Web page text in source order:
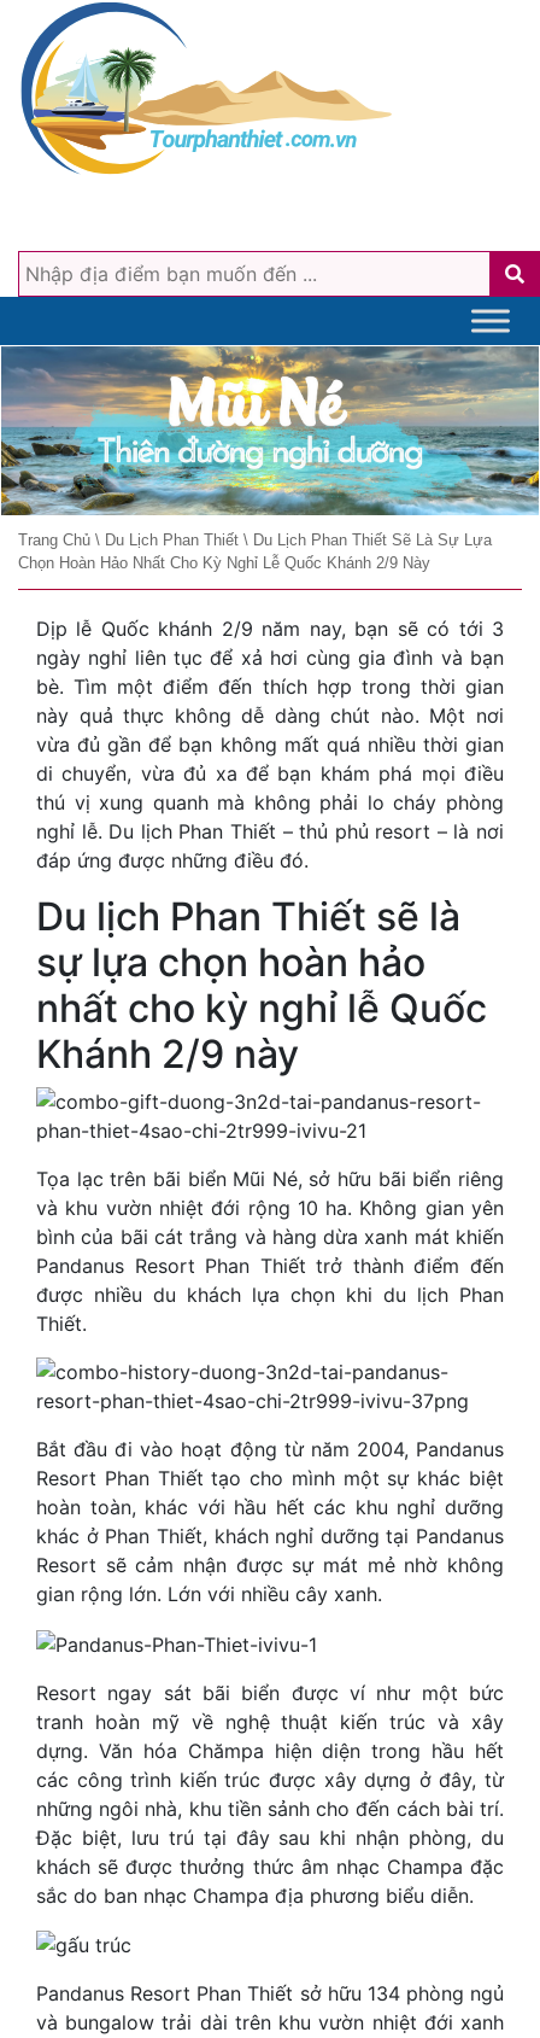
Trang Chủ \ Du Lịch Phan Thiết \ Du Lịch Phan Thiết Sẽ Là Sự Lựa
Chọn Hoàn Hảo Nhất Cho Kỳ Nghỉ Lễ Quốc Khánh 2/9 Này
Dịp lễ Quốc khánh 2/9 năm nay, bạn sẽ có tới 3
ngày nghỉ liên tục để xả hơi cùng gia đình và bạn
bè. Tìm một điểm đến thích hợp trong thời gian
này quả thực không dễ dàng chút nào. Một nơi
vừa đủ gần để bạn không mất quá nhiều thời gian
di chuyển, vừa đủ xa để bạn khám phá mọi điều
thú vị xung quanh mà không phải lo cháy phòng
nghỉ lễ. Du lịch Phan Thiết – thủ phủ resort – là nơi
đáp ứng được những điều đó.
Du lịch Phan Thiết sẽ là
sự lựa chọn hoàn hảo
nhất cho kỳ nghỉ lễ Quốc
Khánh 2/9 này
Tọa lạc trên bãi biển Mũi Né, sở hữu bãi biển riêng
và khu vườn nhiệt đới rộng 10 ha. Không gian yên
bình của bãi cát trắng và hàng dừa xanh mát khiến
Pandanus Resort Phan Thiết trở thành điểm đến
được nhiều du khách lựa chọn khi du lịch Phan
Thiết.
Bắt đầu đi vào hoạt động từ năm 2004, Pandanus
Resort Phan Thiết tạo cho mình một sự khác biệt
hoàn toàn, khác với hầu hết các khu nghỉ dưỡng
khác ở Phan Thiết, khách nghỉ dưỡng tại Pandanus
Resort sẽ cảm nhận được sự mát mẻ nhờ không
gian rộng lớn. Lớn với nhiều cây xanh.
Resort ngay sát bãi biển được ví như một bức
tranh hoàn mỹ về nghệ thuật kiến ​​trúc và xây
dựng. Văn hóa Chămpa hiện diện trong hầu hết
các công trình kiến ​​trúc được xây dựng ở đây, từ
những ngôi nhà, khu tiền sảnh cho đến cách bài trí.
Đặc biệt, lưu trú tại đây sau khi nhận phòng, du
khách sẽ được thưởng thức âm nhạc Champa đặc
sắc do ban nhạc Champa địa phương biểu diễn.
Pandanus Resort Phan Thiết sở hữu 134 phòng ngủ
và bungalow trải dài trên khu vườn nhiệt đới xanh